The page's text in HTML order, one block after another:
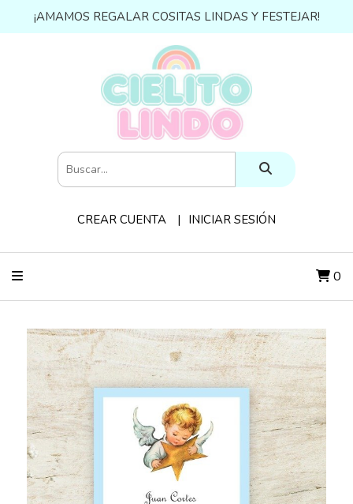
¡AMAMOS REGALAR COSITAS LINDAS Y FESTEJAR!
CREAR CUENTA INICIAR SESIÓN
0